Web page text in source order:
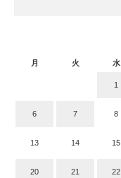
月
火 水
1
6 7 8
13 14 15
20 21 22